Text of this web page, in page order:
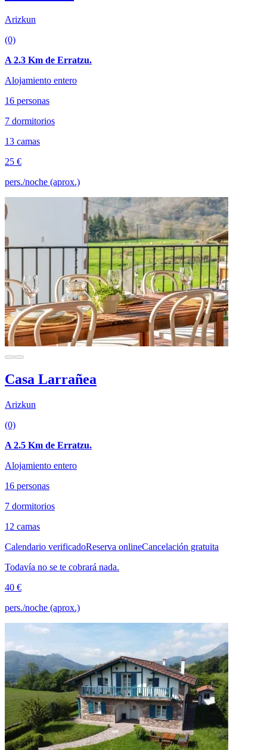
Arizkun
(0)
A 2.3 Km de Erratzu.
Alojamiento entero
16 personas
7 dormitorios
13 camas
25 €
pers./noche (aprox.)
Casa Larrañea
Arizkun
(0)
A 2.5 Km de Erratzu.
Alojamiento entero
16 personas
7 dormitorios
12 camas
Calendario verificadoReserva onlineCancelación gratuita
Todavía no se te cobrará nada.
40 €
pers./noche (aprox.)